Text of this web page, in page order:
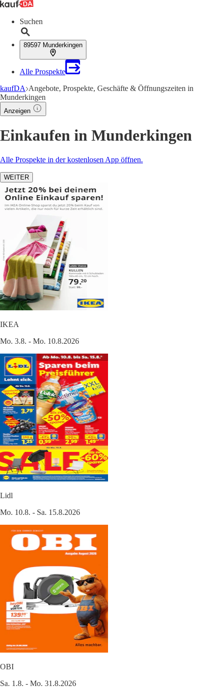
Suchen
89597 Munderkingen
Alle Prospekte
kaufDA Angebote, Prospekte, Geschäfte & Öffnungszeiten in
Munderkingen
Anzeigen
Einkaufen in Munderkingen
Alle Prospekte in der kostenlosen App öffnen.
WEITER
IKEA
Mo. 3.8. - Mo. 10.8.2026
Lidl
Mo. 10.8. - Sa. 15.8.2026
OBI
Sa. 1.8. - Mo. 31.8.2026